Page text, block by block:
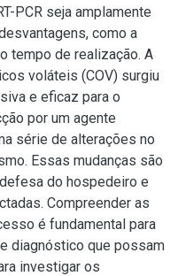
PCR seja amplamente
como a
tempo de realização. A
voláteis (COV) surgiu
e eficaz para o
por um agente
série de alterações no
Essas mudanças são
do hospedeiro e
Compreender as
é fundamental para
diagnóstico que possam
investigar os